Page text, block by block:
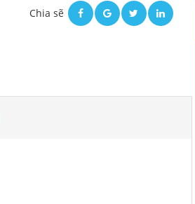
Chia sẽ